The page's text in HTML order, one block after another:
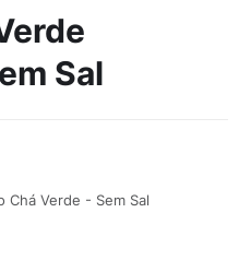
Sal
Chá Verde - Sem Sal